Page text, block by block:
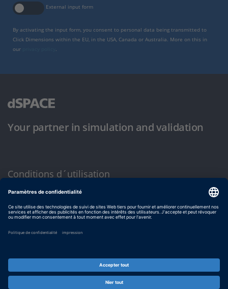
External input form
By activating the input form, you consent to personal data being transmitted to
Click Dimensions within the EU, in the USA, Canada or Australia. More on this in
our
Your partner in simulation and validation
Conditions d´utilisation
Politique de confidentialité
Mentions légales et conditions générales